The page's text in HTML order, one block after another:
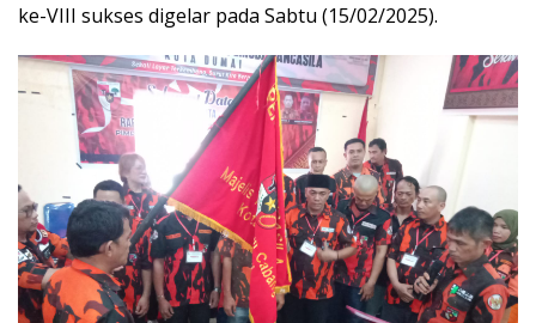
ke-VIII sukses digelar pada Sabtu (15/02/2025).